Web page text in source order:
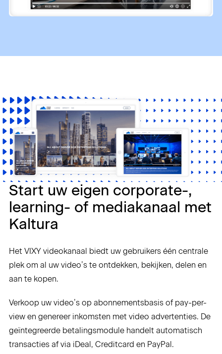
Start uw eigen corporate-,
learning- of mediakanaal met
Kaltura
Het VIXY videokanaal biedt uw gebruikers één centrale
plek om al uw video’s te ontdekken, bekijken, delen en
aan te kopen.
Verkoop uw video’s op abonnementsbasis of pay-per-
view en genereer inkomsten met video advertenties. De
geïntegreerde betalingsmodule handelt automatisch
transacties af via iDeal, Creditcard en PayPal.